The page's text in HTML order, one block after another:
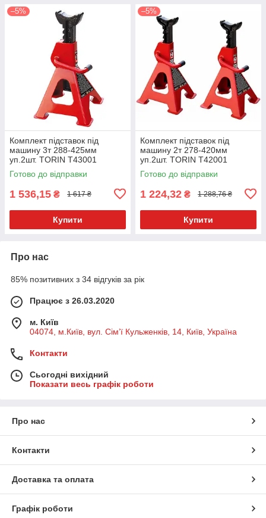
–5%
Комплект підставок під
машину 3т 288-425мм
уп.2шт. TORIN T43001
Готово до відправки
1 536,15 ₴ 1 617 ₴
Купити
–5%
Комплект підставок під
машину 2т 278-420мм
уп.2шт. TORIN T42001
Готово до відправки
1 224,32 ₴ 1 288,76 ₴
Купити
Про нас
85% позитивних з 34 відгуків за рік
Працює з 26.03.2020
м. Київ
04074, м.Київ, вул. Сім’ї Кульженків, 14, Київ, Україна
Контакти
Сьогодні вихідний
Показати весь графік роботи
Про нас
Контакти
Доставка та оплата
Графік роботи